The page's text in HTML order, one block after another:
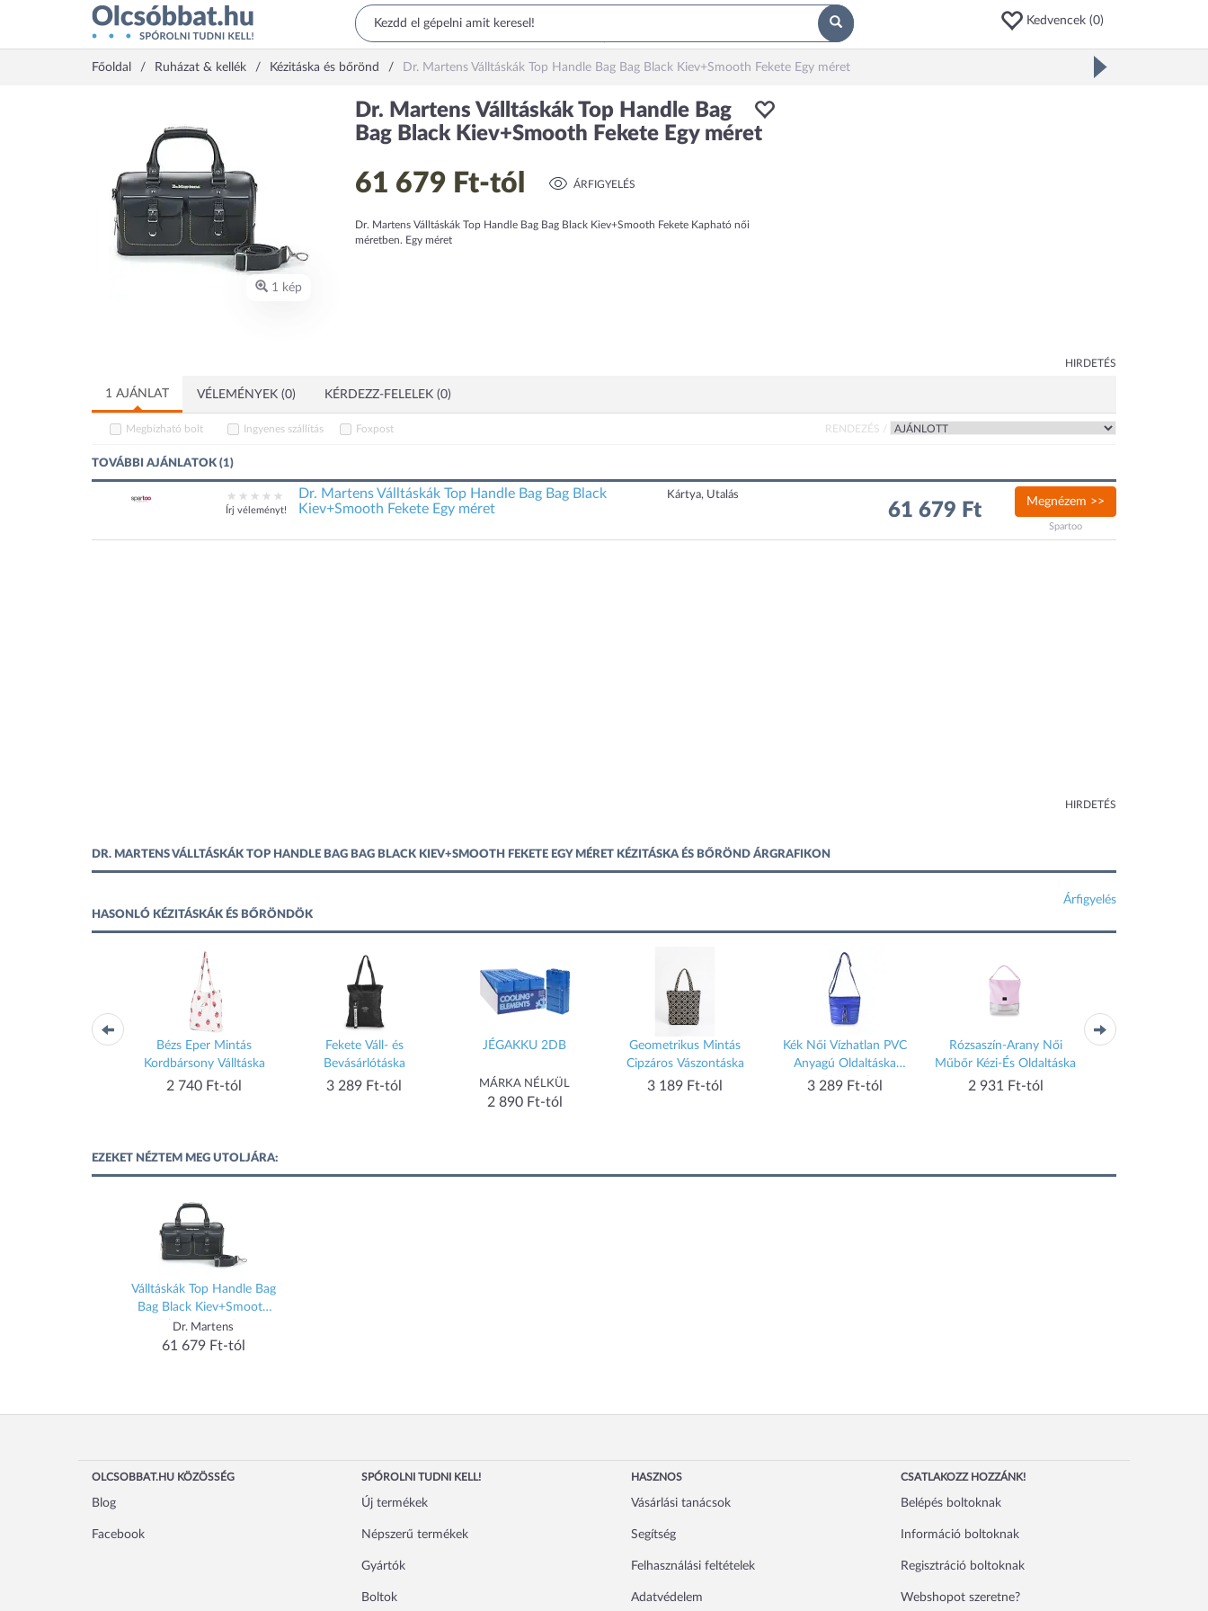
Kedvencek (0)
Főoldal Ruházat & kellék Kézitáska és bőrönd Dr. Martens Válltáskák Top Handle Bag Bag Black Kiev+Smooth Fekete Egy méret
1 kép
Dr. Martens Válltáskák Top Handle Bag
Bag Black Kiev+Smooth Fekete Egy méret
61 679 Ft-tól ÁRFIGYELÉS
Dr. Martens Válltáskák Top Handle Bag Bag Black Kiev+Smooth Fekete Kapható női
méretben. Egy méret
HIRDETÉS
1 AJÁNLAT VÉLEMÉNYEK (0) KÉRDEZZ-FELELEK (0)
Megbízható bolt Ingyenes szállítás Foxpost RENDEZÉS /
TOVÁBBI AJÁNLATOK (1)
Írj véleményt!
Dr. Martens Válltáskák Top Handle Bag Bag Black
Kiev+Smooth Fekete Egy méret
Kártya, Utalás
61 679 Ft Megnézem >>
Spartoo
HIRDETÉS
DR. MARTENS VÁLLTÁSKÁK TOP HANDLE BAG BAG BLACK KIEV+SMOOTH FEKETE EGY MÉRET KÉZITÁSKA ÉS BŐRÖND ÁRGRAFIKON
Árfigyelés
HASONLÓ KÉZITÁSKÁK ÉS BŐRÖNDÖK
Női Keresztpántos
Bézs Eper Mintás
Kordbársony Válltáska
2 740 Ft-tól
Fekete Váll- és
Bevásárlótáska
3 289 Ft-tól
JÉGAKKU 2DB
MÁRKA NÉLKÜL
2 890 Ft-tól
Geometrikus Mintás
Cipzáros Vászontáska
3 189 Ft-tól
Kék Női Vízhatlan PVC
Anyagú Oldaltáska
Cipzárral
3 289 Ft-tól
Rózsaszín-Arany Női
Műbőr Kézi-És Oldaltáska
2 931 Ft-tól
Elegáns Piros
EZEKET NÉZTEM MEG UTOLJÁRA:
Válltáskák Top Handle Bag
Bag Black Kiev+Smooth
Fekete Egy méret
Dr. Martens
61 679 Ft-tól
OLCSOBBAT.HU KÖZÖSSÉG
Blog
Facebook
SPÓROLNI TUDNI KELL!
Új termékek
Népszerű termékek
Gyártók
Boltok
HASZNOS
Vásárlási tanácsok
Segítség
Felhasználási feltételek
Adatvédelem
CSATLAKOZZ HOZZÁNK!
Belépés boltoknak
Információ boltoknak
Regisztráció boltoknak
Webshopot szeretne?